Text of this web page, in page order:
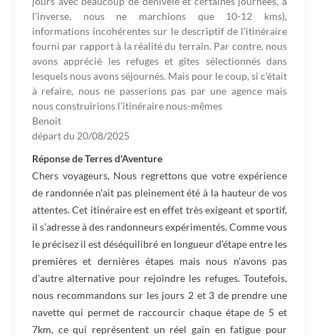
l'inverse, nous ne marchions que 10-12 kms),
informations incohérentes sur le descriptif de l'itinéraire
fourni par rapport à la réalité du terrain. Par contre, nous
avons apprécié les refuges et gîtes sélectionnés dans
lesquels nous avons séjournés. Mais pour le coup, si c'était
à refaire, nous ne passerions pas par une agence mais
nous construirions l'itinéraire nous-mêmes
Benoit
départ du 20/08/2025
Réponse de Terres d'Aventure
Chers voyageurs, Nous regrettons que votre expérience
de randonnée n'ait pas pleinement été à la hauteur de vos
attentes. Cet itinéraire est en effet très exigeant et sportif,
il s’adresse à des randonneurs expérimentés. Comme vous
le précisez il est déséquilibré en longueur d’étape entre les
premières et dernières étapes mais nous n'avons pas
d'autre alternative pour rejoindre les refuges. Toutefois,
nous recommandons sur les jours 2 et 3 de prendre une
navette qui permet de raccourcir chaque étape de 5 et
7km, ce qui représentent un réel gain en fatigue pour